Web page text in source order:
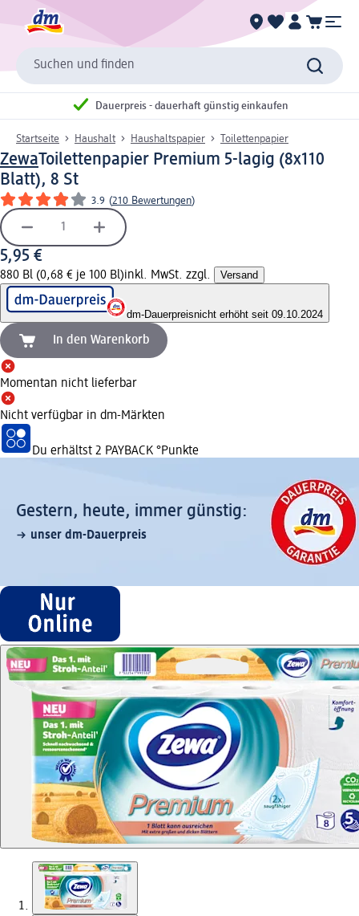
Suchen und finden
Dauerpreis - dauerhaft günstig einkaufen
Startseite Haushalt Haushaltspapier Toilettenpapier
ZewaToilettenpapier Premium 5-lagig (8x110
Blatt), 8 St
3.9 (210 Bewertungen)
5,95 €
880 Bl (0,68 € je 100 Bl)inkl. MwSt. zzgl. Versand
dm-Dauerpreisnicht erhöht seit 09.10.2024
In den Warenkorb
Momentan nicht lieferbar
Nicht verfügbar in dm-Märkten
Du erhältst 2 PAYBACK °Punkte
Gestern, heute, immer günstig:
unser dm-Dauerpreis